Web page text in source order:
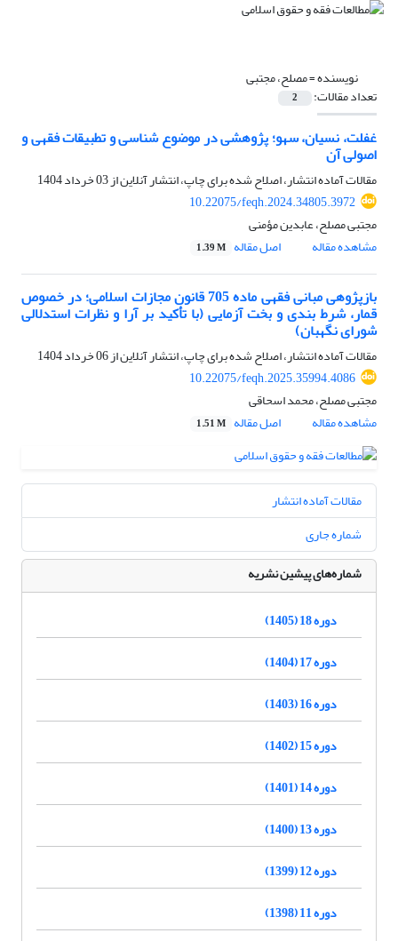
نویسنده =مصلح، مجتبی
تعداد مقالات: 2
غفلت، نسیان، سهو؛ پژوهشی در موضوع شناسی و تطبیقات فقهی و
اصولی آن
مقالات آماده انتشار، اصلاح شده برای چاپ، انتشار آنلاین از03 خرداد 1404
10.22075/feqh.2024.34805.3972
مجتبی مصلح، عابدین مؤمنی
مشاهده مقاله
اصل مقاله 1.39 M
بازپژوهی مبانی فقهی ماده 705 قانون مجازات اسلامی؛ در خصوص
قمار، شرط بندی و بخت آزمایی (با تأکید بر آرا و نظرات استدلالی
شورای نگهبان)
مقالات آماده انتشار، اصلاح شده برای چاپ، انتشار آنلاین از06 خرداد 1404
10.22075/feqh.2025.35994.4086
مجتبی مصلح، محمد اسحاقی
مشاهده مقاله
اصل مقاله 1.51 M
مقالات آماده انتشار
شماره جاری
شماره‌های پیشین نشریه
دوره 18 (1405)
دوره 17 (1404)
دوره 16 (1403)
دوره 15 (1402)
دوره 14 (1401)
دوره 13 (1400)
دوره 12 (1399)
دوره 11 (1398)